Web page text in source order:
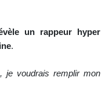
un rappeur hyper
.
je voudrais remplir mon